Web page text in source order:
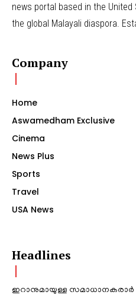
news portal based in the
the global Malayali diaspora.
Company
Home
Aswamedham Exclusive
Cinema
News Plus
Sports
Travel
USA News
Headlines
ഇറാനുമായുള്ള സമാധാനകരാർ